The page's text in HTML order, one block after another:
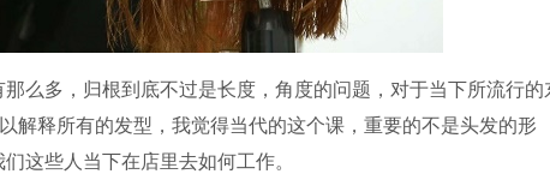
么多，归根到底不过是长度，角度的问题，对于当下所流行的
解释所有的发型，我觉得当代的这个课，重要的不是头发的形
这些人当下在店里去如何工作。